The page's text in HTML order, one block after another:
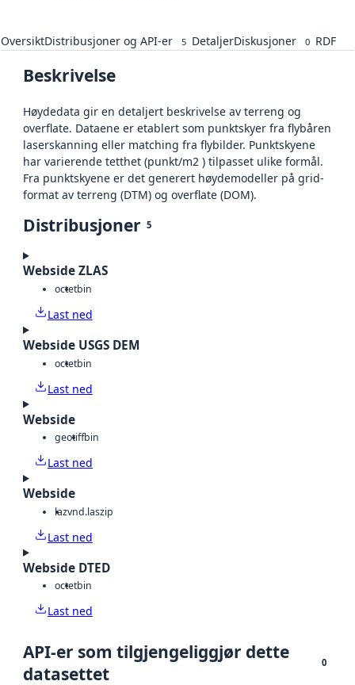
OversiktDistribusjoner og API-er 5 DetaljerDiskusjoner 0 RDF
Beskrivelse
Høydedata gir en detaljert beskrivelse av terreng og
overflate. Dataene er etablert som punktskyer fra flybåren
laserskanning eller matching fra flybilder. Punktskyene
har varierende tetthet (punkt/m2 ) tilpasset ulike formål.
Fra punktskyene er det generert høydemodeller på grid-
format av terreng (DTM) og overflate (DOM).
Distribusjoner 5
Webside ZLAS
octetbin
Last ned
Webside USGS DEM
octetbin
Last ned
Webside
geotiffbin
Last ned
Webside
lazvnd.laszip
Last ned
Webside DTED
octetbin
Last ned
API-er som tilgjengeliggjør dette
datasettet
0